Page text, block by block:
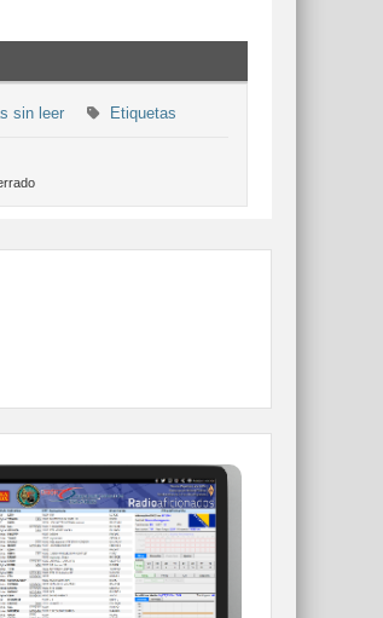
sin leer Etiquetas
EA4URE
WebCluster de URE,
filtros e información y